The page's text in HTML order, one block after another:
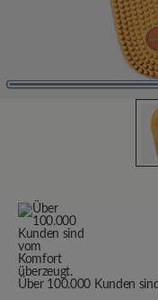
Über 100.000 Kunden